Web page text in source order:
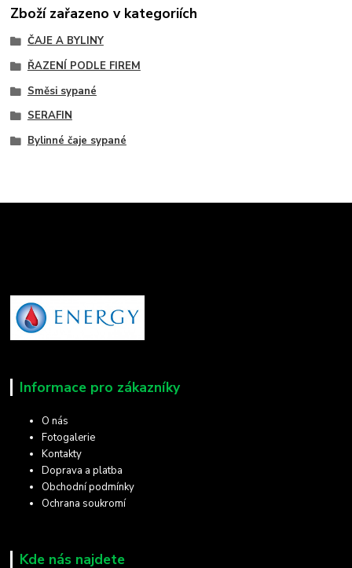
Zboží zařazeno v kategoriích
ČAJE A BYLINY
ŘAZENÍ PODLE FIREM
Směsi sypané
SERAFIN
Bylinné čaje sypané
Informace pro zákazníky
O nás
Fotogalerie
Kontakty
Doprava a platba
Obchodní podmínky
Ochrana soukromí
Kde nás najdete